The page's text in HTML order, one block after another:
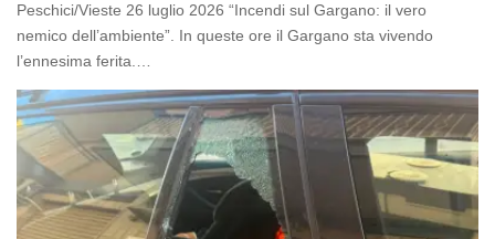
Peschici/Vieste 26 luglio 2026 “Incendi sul Gargano: il vero
nemico dell’ambiente”. In queste ore il Gargano sta vivendo
l’ennesima ferita.…